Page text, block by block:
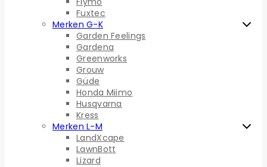
Fuxtec
Merken G-K
Garden Feelings
Gardena
Greenworks
Grouw
Güde
Honda Miimo
Husqvarna
Kress
Merken L-M
LandXcape
LawnBott
Lizard